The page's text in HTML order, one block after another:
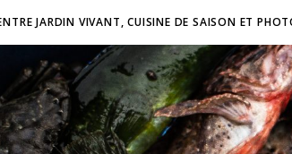
JARDIN VIVANT, CUISINE DE SAISON ET